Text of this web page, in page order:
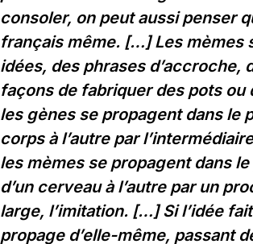
consoler, on peut aussi penser
français même. […] Les mèmes
idées, des phrases d’accroche,
façons de fabriquer des pots
les gènes se propagent dans le
corps à l’autre par
les mèmes se propagent dans
d’un cerveau à l’autre par un
large, l’imitation. […] Si l’idée
propage d’elle-même, passant